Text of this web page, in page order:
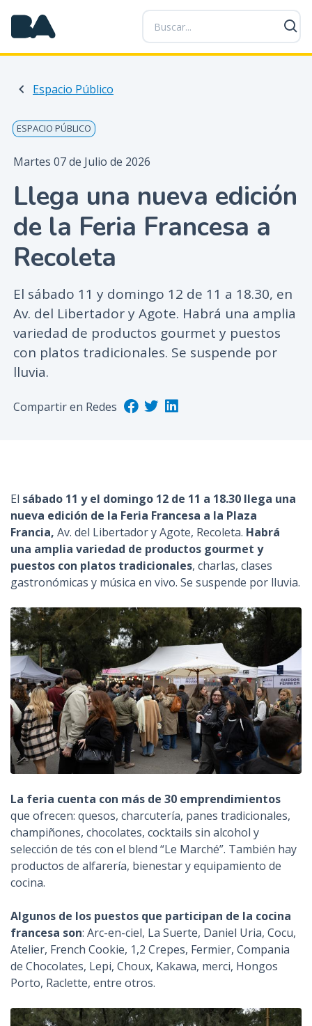
P
a
s
a
e
n
i
r
i
i
l
Espacio Público
ESPACIO PÚBLICO
Martes 07 de Julio de 2026
Llega una nueva edición
de la Feria Francesa a
Recoleta
El sábado 11 y domingo 12 de 11 a 18.30, en
Av. del Libertador y Agote. Habrá una amplia
variedad de productos gourmet y puestos
con platos tradicionales. Se suspende por
lluvia.
Compartir en Redes
El sábado 11 y el domingo 12 de 11 a 18.30 llega una
nueva edición de la Feria Francesa a la Plaza
Francia, Av. del Libertador y Agote, Recoleta. Habrá
una amplia variedad de productos gourmet y
puestos con platos tradicionales, charlas, clases
gastronómicas y música en vivo. Se suspende por lluvia.
La feria cuenta con más de 30 emprendimientos
que ofrecen: quesos, charcutería, panes tradicionales,
champiñones, chocolates, cocktails sin alcohol y
selección de tés con el blend “Le Marché”. También hay
productos de alfarería, bienestar y equipamiento de
cocina.
Algunos de los puestos que participan de la cocina
francesa son: Arc-en-ciel, La Suerte, Daniel Uria, Cocu,
Atelier, French Cookie, 1,2 Crepes, Fermier, Compania
de Chocolates, Lepi, Choux, Kakawa, merci, Hongos
Porto, Raclette, entre otros.